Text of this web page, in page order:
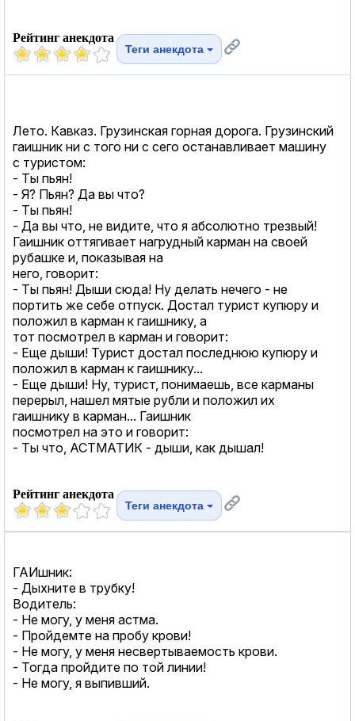
Рейтинг анекдота
Теги анекдота
Лето. Кавказ. Грузинская горная дорога. Грузинский
гаишник ни с того ни с сего останавливает машину
с туристом:
- Ты пьян!
- Я? Пьян? Да вы что?
- Ты пьян!
- Да вы что, не видите, что я абсолютно трезвый!
Гаишник оттягивает нагрудный карман на своей
рубашке и, показывая на
него, говорит:
- Ты пьян! Дыши сюда! Ну делать нечего - не
портить же себе отпуск. Достал турист купюру и
положил в карман к гаишнику, а
тот посмотрел в карман и говорит:
- Еще дыши! Турист достал последнюю купюру и
положил в карман к гаишнику...
- Еще дыши! Ну, турист, понимаешь, все карманы
перерыл, нашел мятые рубли и положил их
гаишнику в карман... Гаишник
посмотрел на это и говорит:
- Ты что, АСТМАТИК - дыши, как дышал!
Рейтинг анекдота
Теги анекдота
ГАИшник:
- Дыхните в трубку!
Водитель:
- Не могу, у меня астма.
- Пройдемте на пробу крови!
- Не могу, у меня несвертываемость крови.
- Тогда пройдите по той линии!
- Не могу, я выпивший.